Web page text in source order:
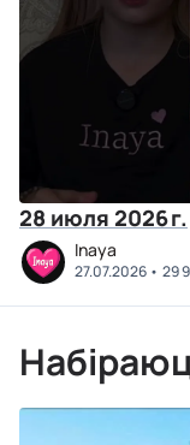
28 июля 2026 г.
Inaya
27.07.2026 29